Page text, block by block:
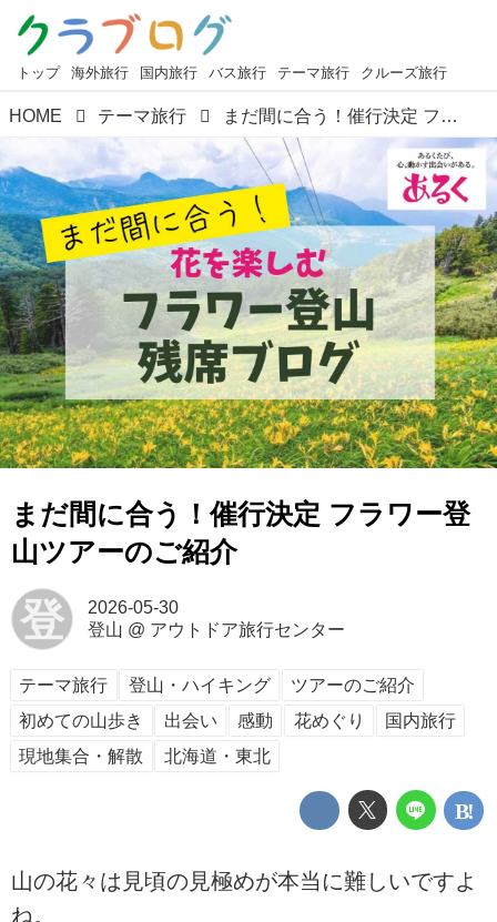
トップ 海外旅行 国内旅行 バス旅行 テーマ旅行 クルーズ旅行
HOME テーマ旅行 まだ間に合う！催行決定 フラワー登山ツアーのご紹介
まだ間に合う！催行決定 フラワー登
山ツアーのご紹介
登
2026-05-30
登山 @ アウトドア旅行センター
テーマ旅行 登山・ハイキング
ツアーのご紹介
初めての山歩き
出会い 感動 花めぐり
国内旅行
現地集合・解散
北海道・東北
山の花々は見頃の見極めが本当に難しいですよ
ね。